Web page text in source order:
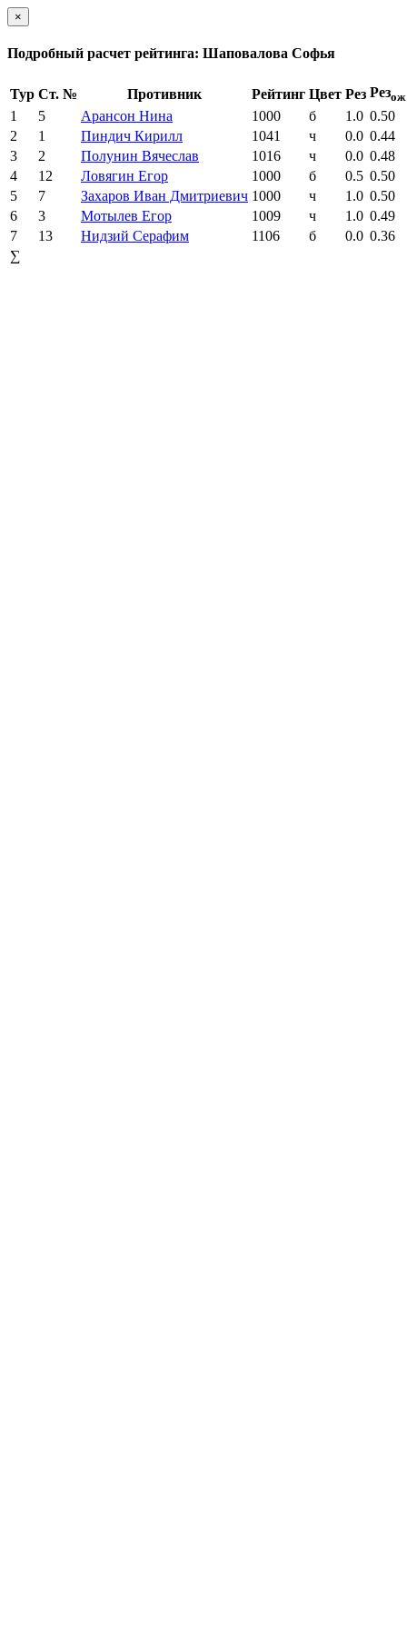
×
Подробный расчет рейтинга: Шаповалова Софья
Тур Ст. № Противник Рейтинг Цвет Рез Резож
1 5 Арансон Нина 1000 б 1.0 0.50
2
1 Пиндич Кирилл 1041 ч 0.0 0.44
3
2 Полунин Вячеслав 1016 ч 0.0 0.48
4
12 Ловягин Егор 1000 б 0.5 0.50
5
7 Захаров Иван Дмитриевич 1000 ч 1.0 0.50
6
3 Мотылев Егор 1009 ч 1.0 0.49
7
13 Нидзий Серафим 1106 б 0.0 0.36
∑